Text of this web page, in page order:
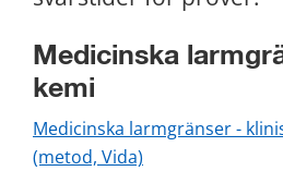
Medicinska
kemi
Medicinska larmgränser -
(metod, Vida)